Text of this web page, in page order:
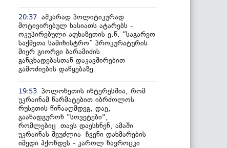
20:37 აშკარად პოლიტიკურად
მოტივირებულ ხასიათს ატარებს -
ოკუპირებული აფხაზეთის ე.წ. “საგარეო
საქმეთა სამინისტრო” პროკურატურის
მიერ გიორგი ბარამიძის
განცხადებასთან დაკავშირებით
გამოძიების დაწყებაზე
19:53 პოლონეთის ინტერესშია, რომ
უკრაინამ წარმატებით იბრძოლოს
რუსეთის წინააღმდეგ, დაე,
გაანადგურონ "სოვეტები",
რომლებიც თავს დაესხნენ, ამაში
უკრაინას შეუძლია ჩვენი დახმარების
იმედი ჰქონდეს - კაროლ ნავროცკი